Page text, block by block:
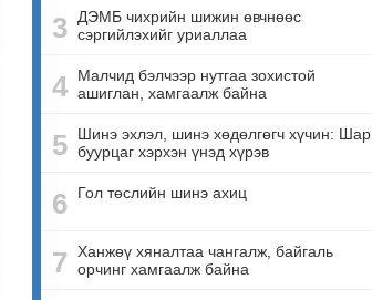
3
ДЭМБ чихрийн шижин өвчнөөс
сэргийлэхийг уриаллаа
4
Малчид бэлчээр нутгаа зохистой
ашиглан, хамгаалж байна
5
Шинэ эхлэл, шинэ хөдөлгөгч хүчин: Шар
буурцаг хэрхэн үнэд хүрэв
6 Гол төслийн шинэ ахиц
7
Ханжөү хяналтаа чангалж, байгаль
орчинг хамгаалж байна